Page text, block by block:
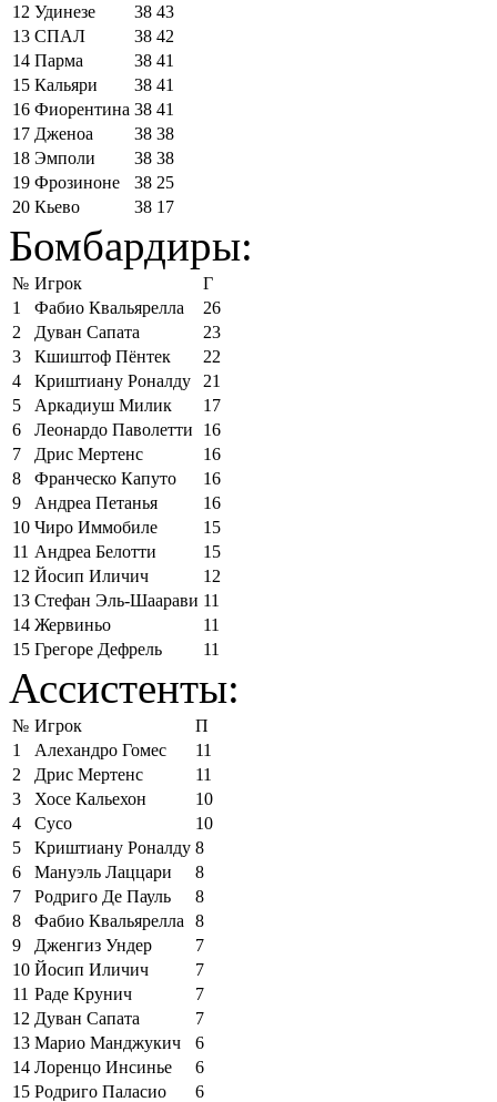
12 Удинезе 38 43
13 СПАЛ 38 42
14 Парма 38 41
15 Кальяри 38 41
16 Фиорентина 38 41
17 Дженоа 38 38
18 Эмполи 38 38
19 Фрозиноне 38 25
20 Кьево 38 17
Бомбардиры:
№ Игрок
Г
1
Фабио Квальярелла
26
2
Дуван Сапата
23
3
Кшиштоф Пёнтек
22
4
Криштиану Роналду
21
5
Аркадиуш Милик
17
6
Леонардо Паволетти
16
7
Дрис Мертенс
16
8
Франческо Капуто
16
9
Андреа Петанья
16
10 Чиро Иммобиле
15
11 Андреа Белотти
15
12 Йосип Иличич
12
13 Стефан Эль-Шаарави 11
14 Жервиньо
11
15 Грегоре Дефрель 11
Ассистенты:
№ Игрок
П
1
Алехандро Гомес
11
2
Дрис Мертенс
11
3
Хосе Кальехон
10
4
Сусо
10
5
Криштиану Роналду 8
6
Мануэль Лаццари
8
7
Родриго Де Пауль
8
8
Фабио Квальярелла
8
9
Дженгиз Ундер
7
10 Йосип Иличич
7
11 Раде Крунич
7
12 Дуван Сапата
7
13 Марио Манджукич
6
14 Лоренцо Инсинье
6
15 Родриго Паласио 6